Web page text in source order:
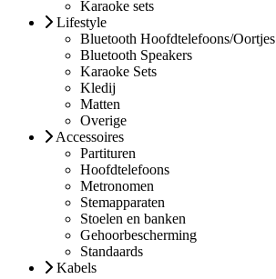
Karaoke sets
Lifestyle
Bluetooth Hoofdtelefoons/Oortjes
Bluetooth Speakers
Karaoke Sets
Kledij
Matten
Overige
Accessoires
Partituren
Hoofdtelefoons
Metronomen
Stemapparaten
Stoelen en banken
Gehoorbescherming
Standaards
Kabels